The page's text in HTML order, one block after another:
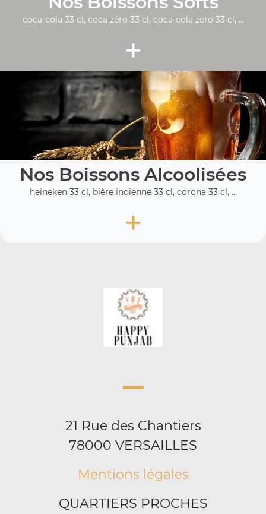
coca-cola 33 cl, coca zéro 33 cl, coca-cola zero 33 cl, ...
+
Nos Boissons Alcoolisées
heineken 33 cl, bière indienne 33 cl, corona 33 cl, ...
+
21 Rue des Chantiers
78000 VERSAILLES
Mentions légales
QUARTIERS PROCHES